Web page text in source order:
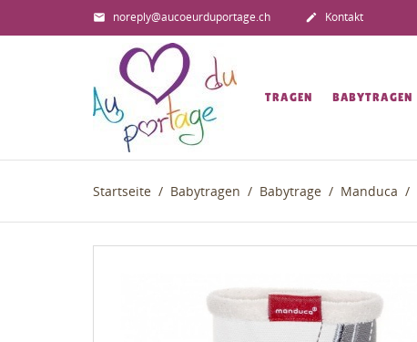
 noreply@aucoeurduportage.ch  Kontakt
TRAGEN BABYTRAGEN
Startseite Babytragen Babytrage Manduca